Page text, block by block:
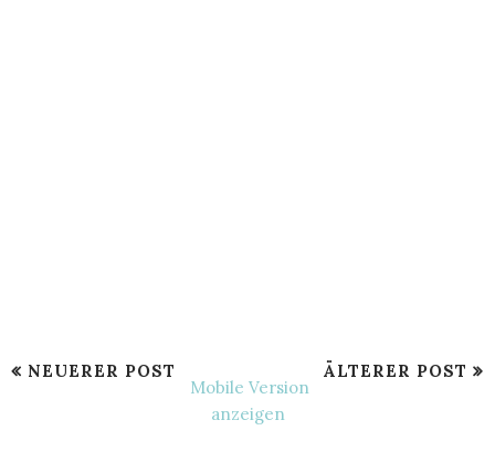
NEUERER POST ÄLTERER POST
Mobile Version
anzeigen